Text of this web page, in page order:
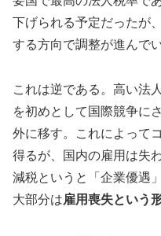
下げられる予定だったが
する方向で調整が進んでい
これは逆である。高い法
を初めとして国際競争に
外に移す。これによって
得るが、国内の雇用は失
減税というと「企業優遇
大部分は雇用喪失という